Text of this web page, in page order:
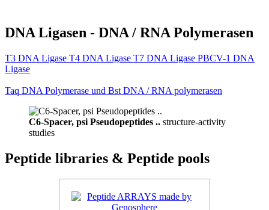
DNA Ligasen - DNA / RNA Polymerasen
T3 DNA Ligase T4 DNA Ligase T7 DNA Ligase PBCV-1 DNA
Ligase
Taq DNA Polymerase und Bst DNA / RNA polymerasen
C6-Spacer, psi Pseudopeptides .. structure-activity
studies
Peptide libraries & Peptide pools